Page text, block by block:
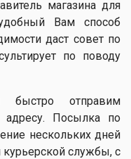
магазина для
Вам способ
даст совет по
по поводу
отправим
Посылка по
нескольких дней
службы, с